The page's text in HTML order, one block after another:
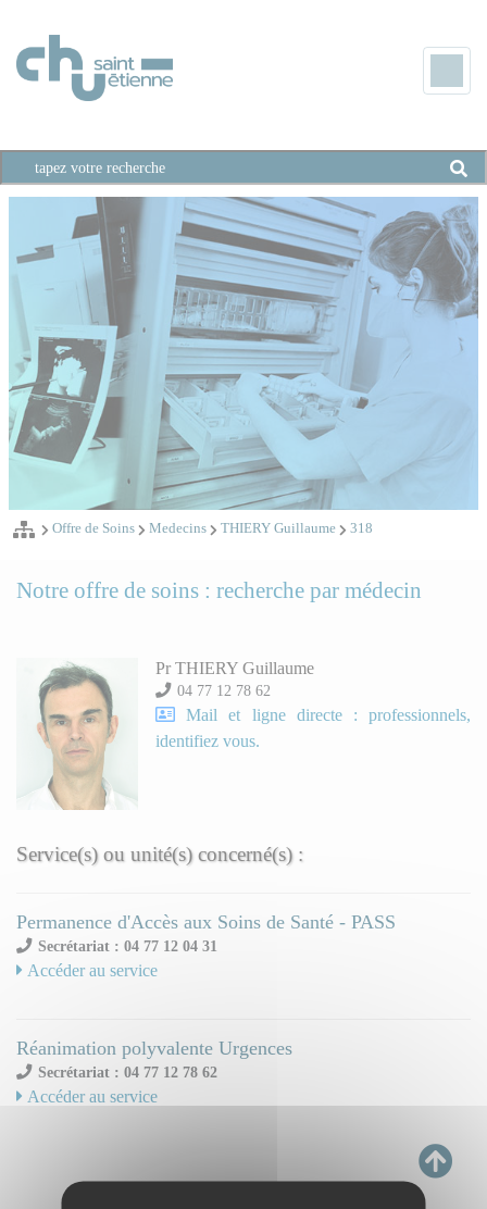
Offre de Soins Medecins THIERY Guillaume 318
Notre offre de soins : recherche par médecin
Pr THIERY Guillaume
04 77 12 78 62
Mail et ligne directe : professionnels,
identifiez vous.
Service(s) ou unité(s) concerné(s) :
Permanence d'Accès aux Soins de Santé - PASS
Secrétariat : 04 77 12 04 31
Accéder au service
Réanimation polyvalente Urgences
Secrétariat : 04 77 12 78 62
Accéder au service